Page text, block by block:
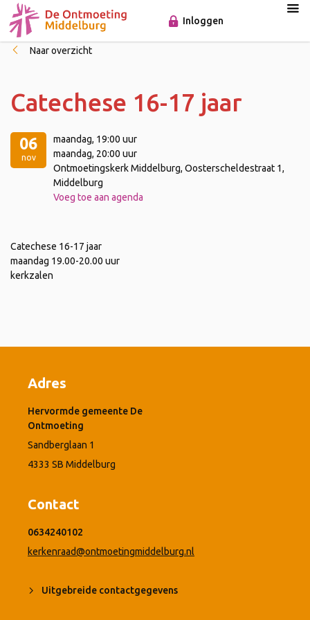
Inloggen
Naar overzicht
Catechese 16-17 jaar
06
nov
maandag, 19:00 uur
maandag, 20:00 uur
Ontmoetingskerk Middelburg, Oosterscheldestraat 1,
Middelburg
Voeg toe aan agenda
Catechese 16-17 jaar
maandag 19.00-20.00 uur
kerkzalen
Adres
Hervormde gemeente De
Ontmoeting
Sandberglaan 1
4333 SB Middelburg
Contact
0634240102
kerkenraad@ontmoetingmiddelburg.nl
Uitgebreide contactgegevens